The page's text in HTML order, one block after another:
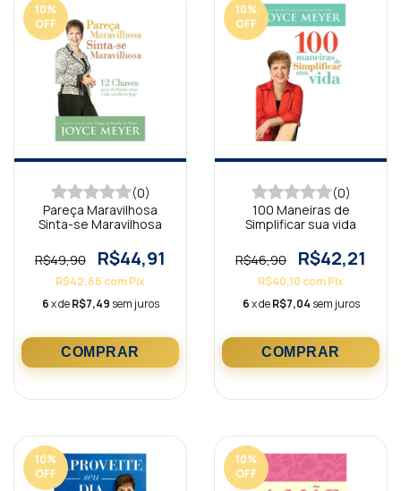
10%
OFF
(0)
Pareça Maravilhosa
Sinta-se Maravilhosa
R$49,90 R$44,91
R$42,66 comPix
6x deR$7,49 sem juros
10%
OFF
(0)
100 Maneiras de
Simplificar sua vida
R$46,90 R$42,21
R$40,10 comPix
6x deR$7,04 sem juros
10%
OFF
10%
OFF